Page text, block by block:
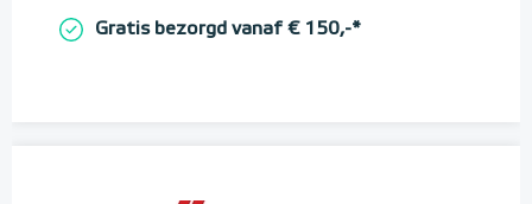
Gratis bezorgd vanaf € 150,-*